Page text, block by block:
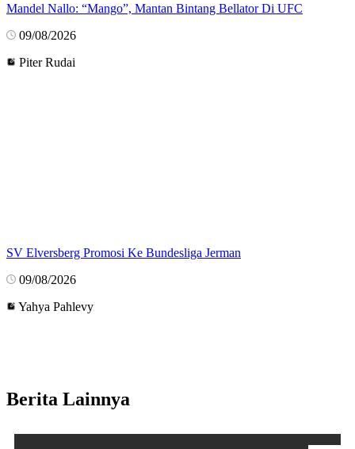
Mandel Nallo: “Mango”, Mantan Bintang Bellator Di UFC
09/08/2026
Piter Rudai
SV Elversberg Promosi Ke Bundesliga Jerman
09/08/2026
Yahya Pahlevy
Berita Lainnya